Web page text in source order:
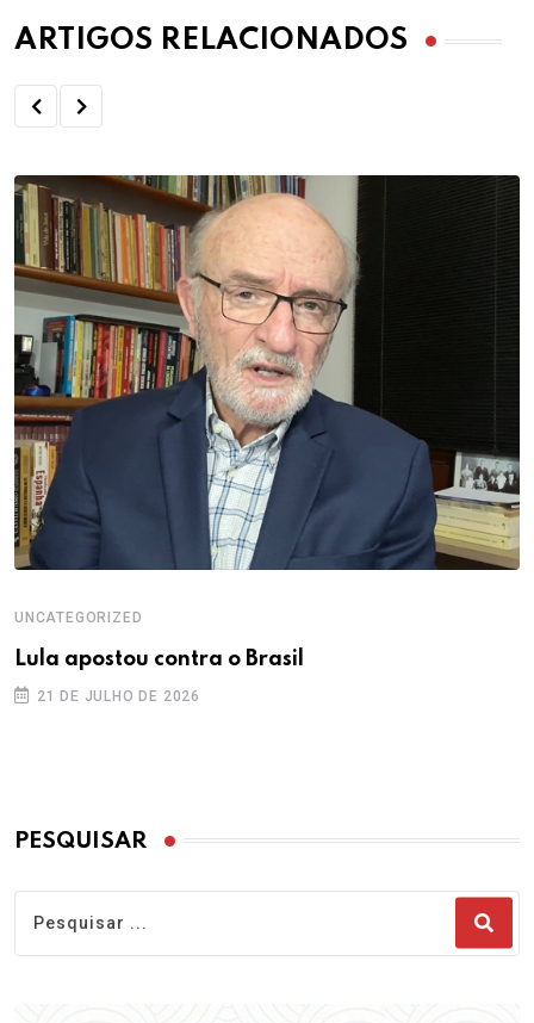
ARTIGOS RELACIONADOS
UNCATEGORIZED
Lula apostou contra o Brasil
21 DE JULHO DE 2026
PESQUISAR